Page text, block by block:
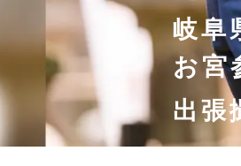
岐阜
お宮
出張